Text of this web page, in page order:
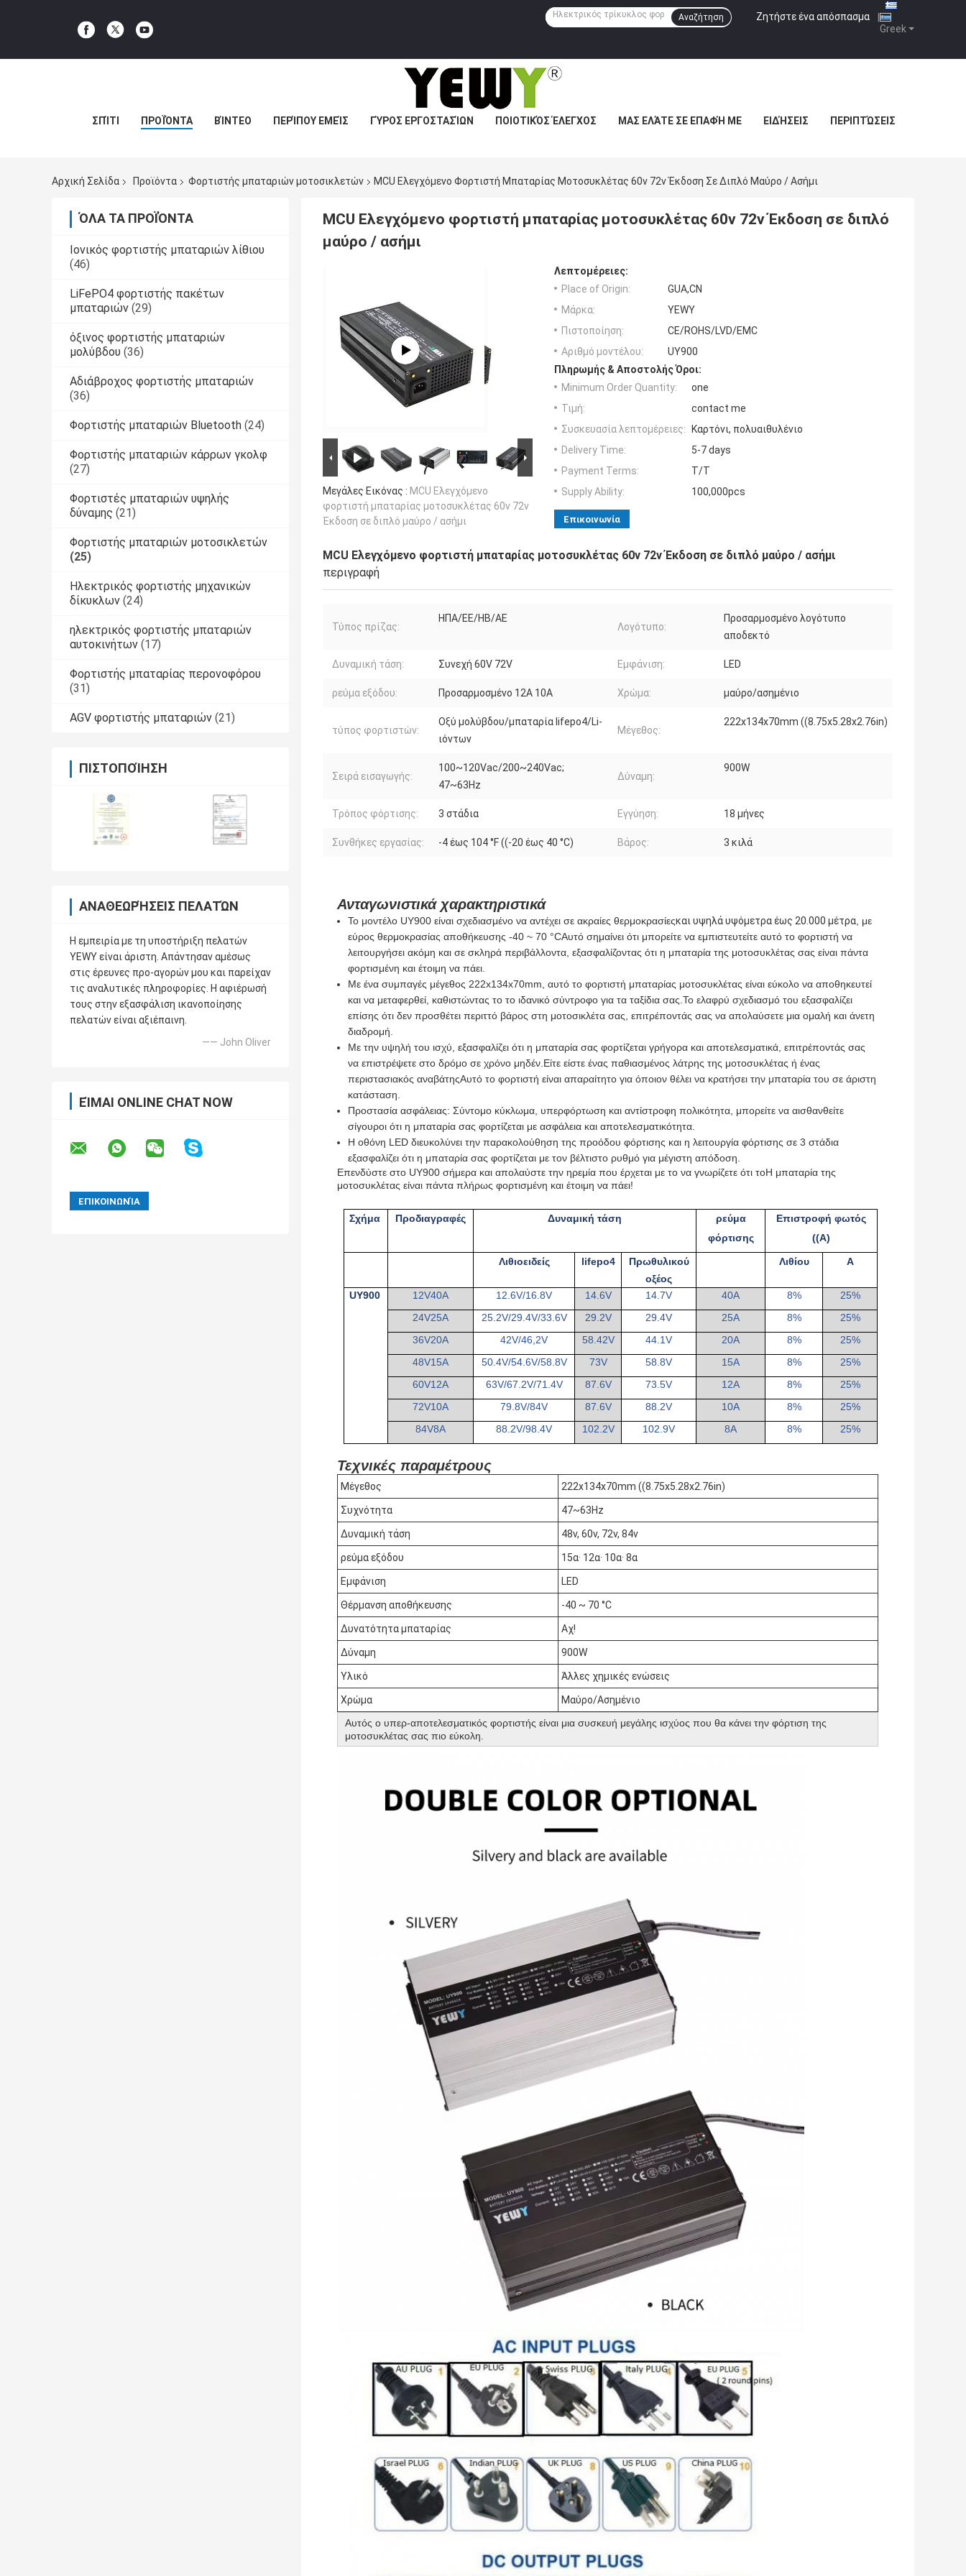
Greek
Ζητήστε ένα απόσπασμα |
Αναζήτηση
ΣΠΊΤΙ ΠΡΟΪΌΝΤΑ ΒΊΝΤΕΟ ΠΕΡΊΠΟΥ ΕΜΕΊΣ ΓΎΡΟΣ ΕΡΓΟΣΤΑΣΊΩΝ ΠΟΙΟΤΙΚΌΣ ΈΛΕΓΧΟΣ ΜΑΣ ΕΛΆΤΕ ΣΕ ΕΠΑΦΉ ΜΕ ΕΙΔΉΣΕΙΣ ΠΕΡΙΠΤΏΣΕΙΣ
Αρχική Σελίδα Προϊόντα Φορτιστής μπαταριών μοτοσικλετών MCU Ελεγχόμενο Φορτιστή Μπαταρίας Μοτοσυκλέτας 60v 72v Έκδοση Σε Διπλό Μαύρο / Ασήμι
ΌΛΑ ΤΑ ΠΡΟΪΌΝΤΑ
Ιονικός φορτιστής μπαταριών λίθιου
(46)
LiFePO4 φορτιστής πακέτων
μπαταριών (29)
όξινος φορτιστής μπαταριών
μολύβδου (36)
Αδιάβροχος φορτιστής μπαταριών
(36)
Φορτιστής μπαταριών Bluetooth (24)
Φορτιστής μπαταριών κάρρων γκολφ
(27)
Φορτιστές μπαταριών υψηλής
δύναμης (21)
Φορτιστής μπαταριών μοτοσικλετών
(25)
Ηλεκτρικός φορτιστής μηχανικών
δίκυκλων (24)
ηλεκτρικός φορτιστής μπαταριών
αυτοκινήτων (17)
Φορτιστής μπαταρίας περονοφόρου
(31)
AGV φορτιστής μπαταριών (21)
ΠΙΣΤΟΠΟΊΗΣΗ
ΑΝΑΘΕΩΡΉΣΕΙΣ ΠΕΛΑΤΏΝ
Η εμπειρία με τη υποστήριξη πελατών
YEWY είναι άριστη. Απάντησαν αμέσως
στις έρευνες προ-αγορών μου και παρείχαν
τις αναλυτικές πληροφορίες. Η αφιέρωσή
τους στην εξασφάλιση ικανοποίησης
πελατών είναι αξιέπαινη.
—— John Oliver
ΕΊΜΑΙ ONLINE CHAT NOW
MCU Ελεγχόμενο φορτιστή μπαταρίας μοτοσυκλέτας 60v 72v Έκδοση σε διπλό
μαύρο / ασήμι
Μεγάλες Εικόνας : MCU Ελεγχόμενο
φορτιστή μπαταρίας μοτοσυκλέτας 60v 72v
Έκδοση σε διπλό μαύρο / ασήμι
Λεπτομέρειες:
Place of Origin:
GUA,CN
Μάρκα:
YEWY
Πιστοποίηση:
CE/ROHS/LVD/EMC
Αριθμό μοντέλου:
UY900
Πληρωμής & Αποστολής Όροι:
Minimum Order Quantity:
one
Τιμή:
contact me
Συσκευασία λεπτομέρειες:
Καρτόνι, πολυαιθυλένιο
Delivery Time:
5-7 days
Payment Terms:
T/T
Supply Ability:
100,000pcs
Επικοινωνία
MCU Ελεγχόμενο φορτιστή μπαταρίας μοτοσυκλέτας 60v 72v Έκδοση σε διπλό μαύρο / ασήμι
περιγραφή
Τύπος πρίζας:
ΗΠΑ/ΕΕ/ΗΒ/ΑΕ
Λογότυπο:
Προσαρμοσμένο λογότυπο
αποδεκτό
Δυναμική τάση: Συνεχή 60V 72V Εμφάνιση: LED
ρεύμα εξόδου: Προσαρμοσμένο 12A 10A Χρώμα: μαύρο/ασημένιο
τύπος φορτιστών:
Οξύ μολύβδου/μπαταρία lifepo4/Li-
ιόντων
Μέγεθος:
222x134x70mm ((8.75x5.28x2.76in)
Σειρά εισαγωγής:
100~120Vac/200~240Vac;
47~63Hz
Δύναμη:
900W
Τρόπος φόρτισης: 3 στάδια Εγγύηση: 18 μήνες
Συνθήκες εργασίας: -4 έως 104 °F ((-20 έως 40 °C) Βάρος: 3 κιλά
Ανταγωνιστικά χαρακτηριστικά
Το μοντέλο UY900 είναι σχεδιασμένο να αντέχει σε ακραίες θερμοκρασίεςκαι υψηλά υψόμετρα έως 20.000 μέτρα, με
εύρος θερμοκρασίας αποθήκευσης -40 ~ 70 °CΑυτό σημαίνει ότι μπορείτε να εμπιστευτείτε αυτό το φορτιστή να
λειτουργήσει ακόμη και σε σκληρά περιβάλλοντα, εξασφαλίζοντας ότι η μπαταρία της μοτοσυκλέτας σας είναι πάντα
φορτισμένη και έτοιμη να πάει.
Με ένα συμπαγές μέγεθος 222x134x70mm, αυτό το φορτιστή μπαταρίας μοτοσυκλέτας είναι εύκολο να αποθηκευτεί
και να μεταφερθεί, καθιστώντας το το ιδανικό σύντροφο για τα ταξίδια σας.Το ελαφρύ σχεδιασμό του εξασφαλίζει
επίσης ότι δεν προσθέτει περιττό βάρος στη μοτοσικλέτα σας, επιτρέποντάς σας να απολαύσετε μια ομαλή και άνετη
διαδρομή.
Με την υψηλή του ισχύ, εξασφαλίζει ότι η μπαταρία σας φορτίζεται γρήγορα και αποτελεσματικά, επιτρέποντάς σας
να επιστρέψετε στο δρόμο σε χρόνο μηδέν.Είτε είστε ένας παθιασμένος λάτρης της μοτοσυκλέτας ή ένας
περιστασιακός αναβάτηςΑυτό το φορτιστή είναι απαραίτητο για όποιον θέλει να κρατήσει την μπαταρία του σε άριστη
κατάσταση.
Προστασία ασφάλειας: Σύντομο κύκλωμα, υπερφόρτωση και αντίστροφη πολικότητα, μπορείτε να αισθανθείτε
σίγουροι ότι η μπαταρία σας φορτίζεται με ασφάλεια και αποτελεσματικότητα.
Η οθόνη LED διευκολύνει την παρακολούθηση της προόδου φόρτισης και η λειτουργία φόρτισης σε 3 στάδια
εξασφαλίζει ότι η μπαταρία σας φορτίζεται με τον βέλτιστο ρυθμό για μέγιστη απόδοση.
Επενδύστε στο UY900 σήμερα και απολαύστε την ηρεμία που έρχεται με το να γνωρίζετε ότι τοΗ μπαταρία της
μοτοσυκλέτας είναι πάντα πλήρως φορτισμένη και έτοιμη να πάει!
Σχήμα Προδιαγραφές Δυναμική τάση
ρεύμα
φόρτισης
Επιστροφή φωτός
((Α)
Λιθιοειδείς lifepo4
Πρωθυλικού
οξέος
Λιθίου Α
UY900 12V40A 12.6V/16.8V 14.6V 14.7V 40Α 8%
25%
24V25A
25.2V/29.4V/33.6V 29.2V 29.4V 25Α 8%
25%
36V20A
42V/46,2V 58.42V 44.1V 20Α 8%
25%
48V15A
50.4V/54.6V/58.8V 73V 58.8V 15Α 8%
25%
60V12A
63V/67.2V/71.4V 87.6V 73.5V 12Α 8%
25%
72V10A
79.8V/84V 87.6V 88.2V 10Α 8%
25%
84V8A
88.2V/98.4V 102.2V 102.9V 8Α 8% 25%
Τεχνικές παραμέτρους
Μέγεθος 222x134x70mm ((8.75x5.28x2.76in)
Συχνότητα 47~63Hz
Δυναμική τάση 48v, 60v, 72v, 84v
ρεύμα εξόδου 15α· 12α· 10α· 8α
Εμφάνιση LED
Θέρμανση αποθήκευσης -40 ~ 70 °C
Δυνατότητα μπαταρίας Αχ!
Δύναμη 900W
Υλικό Άλλες χημικές ενώσεις
Χρώμα
Μαύρο/Ασημένιο
Αυτός ο υπερ-αποτελεσματικός φορτιστής είναι μια συσκευή μεγάλης ισχύος που θα κάνει την φόρτιση της
μοτοσυκλέτας σας πιο εύκολη.